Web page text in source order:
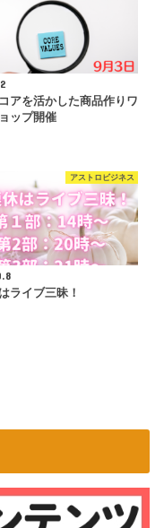
アを活かした商品作りワ
ップ開催
アストロビジネス
ライブ三昧！